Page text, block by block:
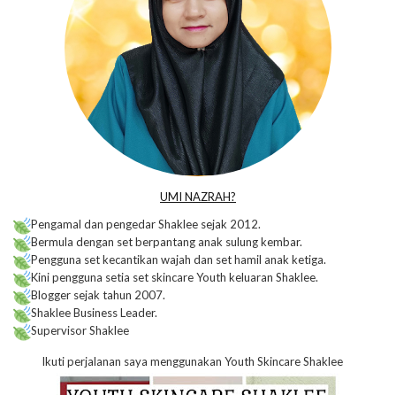
UMI NAZRAH?
Pengamal dan pengedar Shaklee sejak 2012.
Bermula dengan set berpantang anak sulung kembar.
Pengguna set kecantikan wajah dan set hamil anak ketiga.
Kini pengguna setia set skincare Youth keluaran Shaklee.
Blogger sejak tahun 2007.
Shaklee Business Leader.
Supervisor Shaklee
Ikuti perjalanan saya menggunakan Youth Skincare Shaklee